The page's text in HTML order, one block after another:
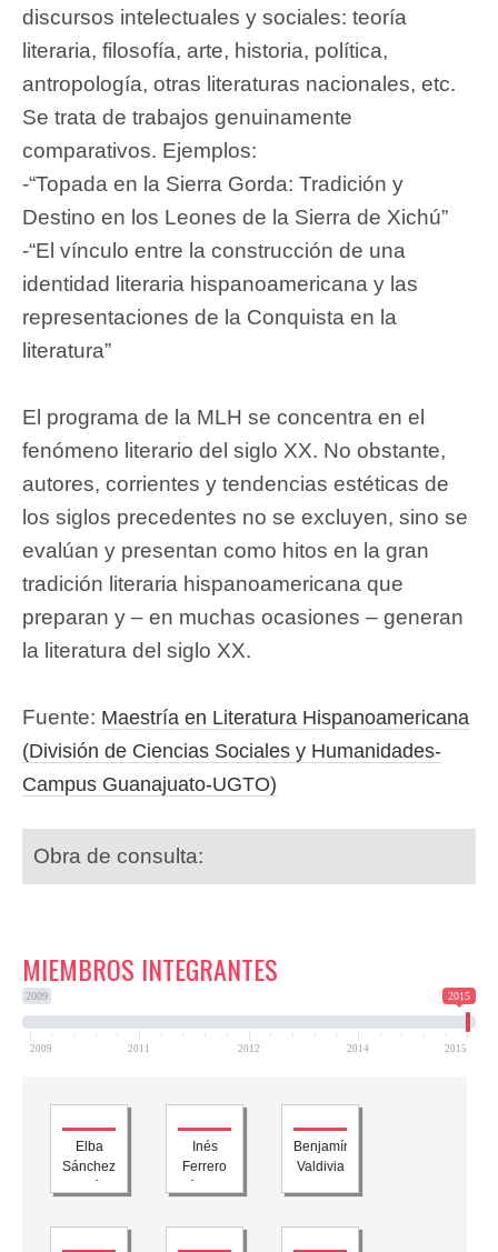
discursos intelectuales y sociales: teoría
literaria, filosofía, arte, historia, política,
antropología, otras literaturas nacionales, etc.
Se trata de trabajos genuinamente
comparativos. Ejemplos:
-“Topada en la Sierra Gorda: Tradición y
Destino en los Leones de la Sierra de Xichú”
-“El vínculo entre la construcción de una
identidad literaria hispanoamericana y las
representaciones de la Conquista en la
literatura”
El programa de la MLH se concentra en el
fenómeno literario del siglo XX. No obstante,
autores, corrientes y tendencias estéticas de
los siglos precedentes no se excluyen, sino se
evalúan y presentan como hitos en la gran
tradición literaria hispanoamericana que
preparan y – en muchas ocasiones – generan
la literatura del siglo XX.
Fuente: Maestría en Literatura Hispanoamericana
(División de Ciencias Sociales y Humanidades-
Campus Guanajuato-UGTO)
Obra de consulta:
MIEMBROS INTEGRANTES
2009 2015
2009 2011 2012 2014 2015
Elba
Sánchez
Inés
Ferrero
Benjamín
Valdivia